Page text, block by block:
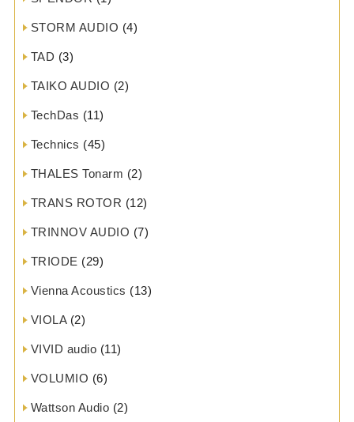
STORM AUDIO (4)
TAD (3)
TAIKO AUDIO (2)
TechDas (11)
Technics (45)
THALES Tonarm (2)
TRANS ROTOR (12)
TRINNOV AUDIO (7)
TRIODE (29)
Vienna Acoustics (13)
VIOLA(2)
VIVID audio (11)
VOLUMIO (6)
Wattson Audio (2)